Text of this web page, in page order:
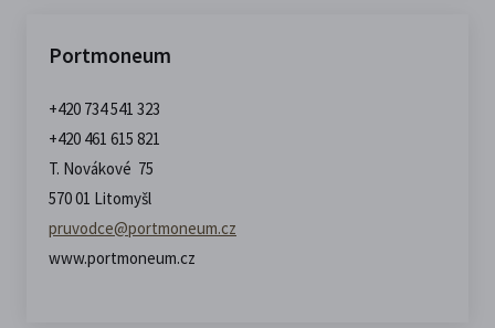
Portmoneum
+420 734 541 323
+420 461 615 821
T. Novákové 75
570 01 Litomyšl
pruvodce@​portmoneum.​cz
www.portmoneum.cz